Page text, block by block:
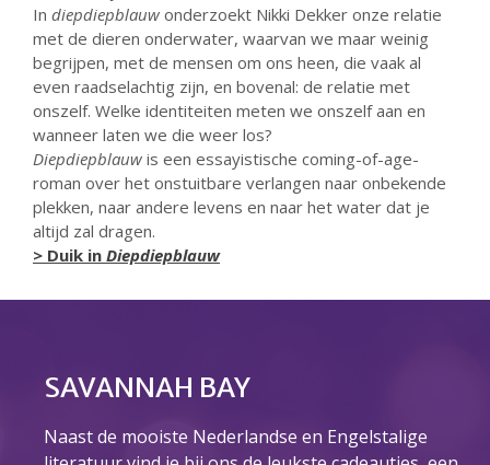
Bestelformulier
Webshop
Summer Stories 2026
In diepdiepblauw onderzoekt Nikki Dekker onze relatie
met de dieren onderwater, waarvan we maar weinig
begrijpen, met de mensen om ons heen, die vaak al
even raadselachtig zijn, en bovenal: de relatie met
onszelf. Welke identiteiten meten we onszelf aan en
wanneer laten we die weer los?
Diepdiepblauw is een essayistische coming-of-age-
roman over het onstuitbare verlangen naar onbekende
plekken, naar andere levens en naar het water dat je
altijd zal dragen.
> Duik in Diepdiepblauw
SAVANNAH BAY
Naast de mooiste Nederlandse en Engelstalige